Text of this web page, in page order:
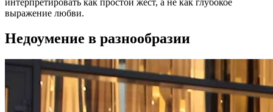
выражение любви.
Недоумение в разнообразии